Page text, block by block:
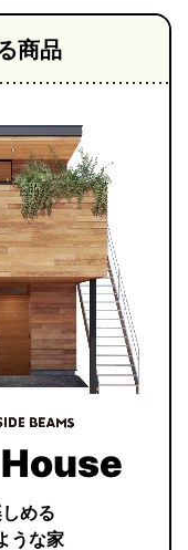
商品
める
うな家